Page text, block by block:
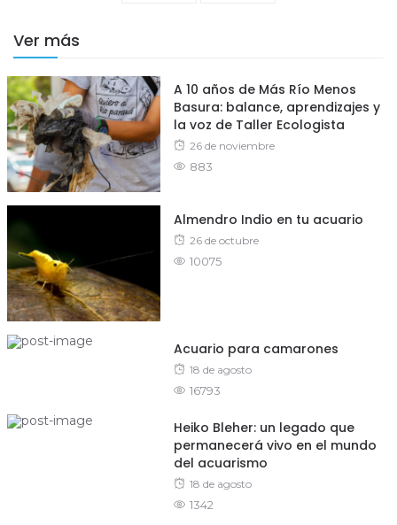
Ver más
A 10 años de Más Río Menos
Basura: balance, aprendizajes y
la voz de Taller Ecologista
Posted
on
26 de noviembre
883
Almendro Indio en tu acuario
Posted
on
26 de octubre
10075
Acuario para camarones
Posted
on
18 de agosto
16793
Heiko Bleher: un legado que
permanecerá vivo en el mundo
del acuarismo
Posted
on
18 de agosto
1342